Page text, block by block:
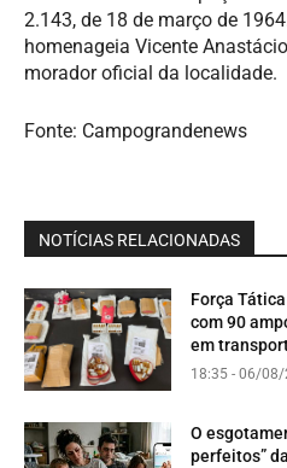
2.143, de 18 de março de
homenageia Vicente
morador oficial da localidade.
Fonte: Campograndenews
NOTÍCIAS RELACIONADAS
Força
com 90
em
18:35 - 06/08/
O
perfeitos”